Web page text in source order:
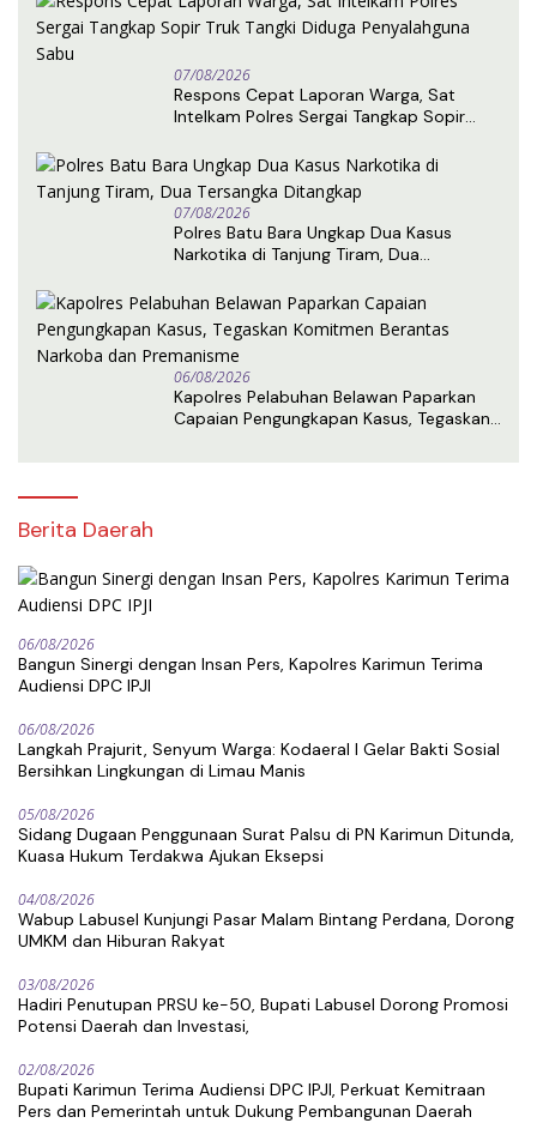
07/08/2026
Respons Cepat Laporan Warga, Sat
Intelkam Polres Sergai Tangkap Sopir
07/08/2026
Polres Batu Bara Ungkap Dua Kasus
Narkotika di Tanjung Tiram, Dua
06/08/2026
Kapolres Pelabuhan Belawan Paparkan
Capaian Pengungkapan Kasus, Tegaskan
Berita Daerah
06/08/2026
Bangun Sinergi dengan Insan Pers, Kapolres Karimun Terima
Audiensi DPC IPJI
06/08/2026
Langkah Prajurit, Senyum Warga: Kodaeral I Gelar Bakti Sosial
Bersihkan Lingkungan di Limau Manis
05/08/2026
Sidang Dugaan Penggunaan Surat Palsu di PN Karimun Ditunda,
Kuasa Hukum Terdakwa Ajukan Eksepsi
04/08/2026
Wabup Labusel Kunjungi Pasar Malam Bintang Perdana, Dorong
UMKM dan Hiburan Rakyat
03/08/2026
Hadiri Penutupan PRSU ke-50, Bupati Labusel Dorong Promosi
Potensi Daerah dan Investasi,
02/08/2026
Bupati Karimun Terima Audiensi DPC IPJI, Perkuat Kemitraan
Pers dan Pemerintah untuk Dukung Pembangunan Daerah